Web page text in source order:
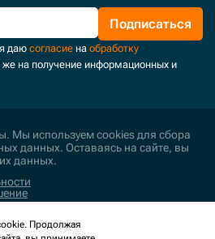
Подписаться
даю согласие на обработку
же на получение информационных и
Мы используем cookies для сбора
данных. Оставаясь на сайте, вы
данных.
данных
Продолжая